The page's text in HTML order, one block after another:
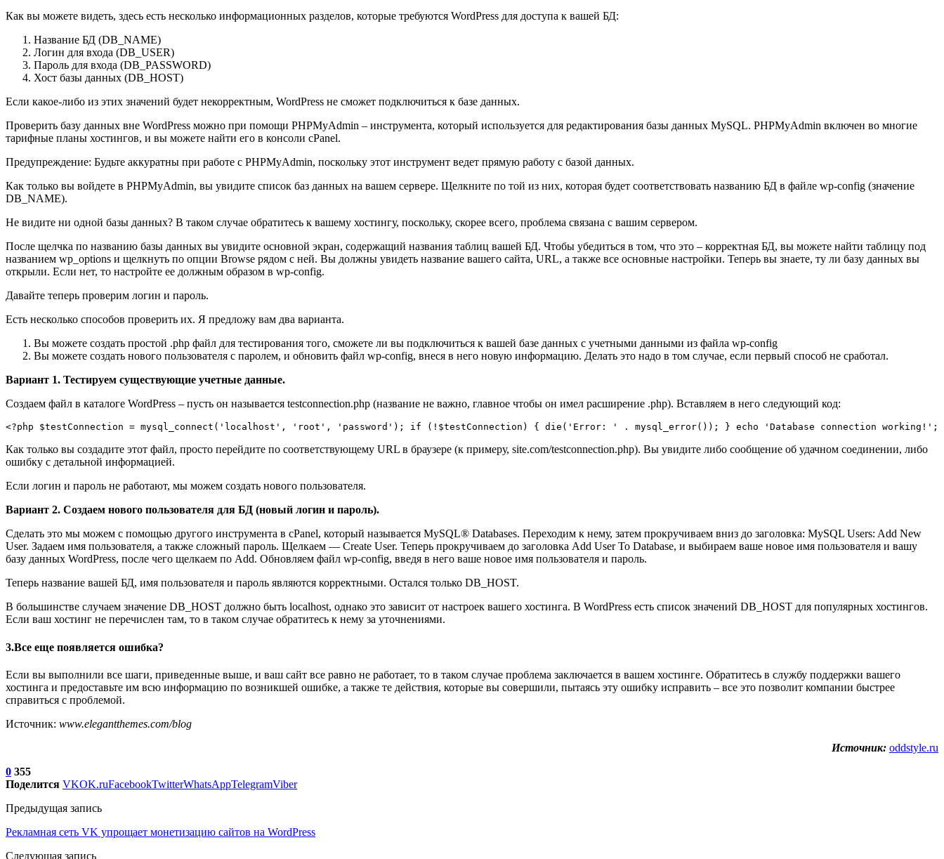
Как вы можете видеть, здесь есть несколько информационных разделов, которые требуются WordPress для доступа к вашей БД:
Название БД (DB_NAME)
Логин для входа (DB_USER)
Пароль для входа (DB_PASSWORD)
Хост базы данных (DB_HOST)
Если какое-либо из этих значений будет некорректным, WordPress не сможет подключиться к базе данных.
Проверить базу данных вне WordPress можно при помощи PHPMyAdmin – инструмента, который используется для редактирования базы данных MySQL. PHPMyAdmin включен во многие
тарифные планы хостингов, и вы можете найти его в консоли cPanel.
Предупреждение: Будьте аккуратны при работе с PHPMyAdmin, поскольку этот инструмент ведет прямую работу с базой данных.
Как только вы войдете в PHPMyAdmin, вы увидите список баз данных на вашем сервере. Щелкните по той из них, которая будет соответствовать названию БД в файле wp-config (значение
DB_NAME).
Не видите ни одной базы данных? В таком случае обратитесь к вашему хостингу, поскольку, скорее всего, проблема связана с вашим сервером.
После щелчка по названию базы данных вы увидите основной экран, содержащий названия таблиц вашей БД. Чтобы убедиться в том, что это – корректная БД, вы можете найти таблицу под
названием wp_options и щелкнуть по опции Browse рядом с ней. Вы должны увидеть название вашего сайта, URL, а также все основные настройки. Теперь вы знаете, ту ли базу данных вы
открыли. Если нет, то настройте ее должным образом в wp-config.
Давайте теперь проверим логин и пароль.
Есть несколько способов проверить их. Я предложу вам два варианта.
Вы можете создать простой .php файл для тестирования того, сможете ли вы подключиться к вашей базе данных с учетными данными из файла wp-config
Вы можете создать нового пользователя с паролем, и обновить файл wp-config, внеся в него новую информацию. Делать это надо в том случае, если первый способ не сработал.
Вариант 1. Тестируем существующие учетные данные.
Создаем файл в каталоге WordPress – пусть он называется testconnection.php (название не важно, главное чтобы он имел расширение .php). Вставляем в него следующий код:
<?php $testConnection = mysql_connect('localhost', 'root', 'password'); if (!$testConnection) { die('Error: ' . mysql_error()); } echo 'Database connection working!';
Как только вы создадите этот файл, просто перейдите по соответствующему URL в браузере (к примеру, site.com/testconnection.php). Вы увидите либо сообщение об удачном соединении, либо
ошибку с детальной информацией.
Если логин и пароль не работают, мы можем создать нового пользователя.
Вариант 2. Создаем нового пользователя для БД (новый логин и пароль).
Сделать это мы можем с помощью другого инструмента в cPanel, который называется MySQL® Databases. Переходим к нему, затем прокручиваем вниз до заголовка: MySQL Users: Add New
User. Задаем имя пользователя, а также сложный пароль. Щелкаем — Create User. Теперь прокручиваем до заголовка Add User To Database, и выбираем ваше новое имя пользователя и вашу
базу данных WordPress, после чего щелкаем по Add. Обновляем файл wp-config, введя в него ваше новое имя пользователя и пароль.
Теперь название вашей БД, имя пользователя и пароль являются корректными. Остался только DB_HOST.
В большинстве случаем значение DB_HOST должно быть localhost, однако это зависит от настроек вашего хостинга. В WordPress есть список значений DB_HOST для популярных хостингов.
Если ваш хостинг не перечислен там, то в таком случае обратитесь к нему за уточнениями.
3.Все еще появляется ошибка?
Если вы выполнили все шаги, приведенные выше, и ваш сайт все равно не работает, то в таком случае проблема заключается в вашем хостинге. Обратитесь в службу поддержки вашего
хостинга и предоставьте им всю информацию по возникшей ошибке, а также те действия, которые вы совершили, пытаясь эту ошибку исправить – все это позволит компании быстрее
справиться с проблемой.
Источник: www.elegantthemes.com/blog
Источник: oddstyle.ru
0 355
Поделится VKOK.ruFacebookTwitterWhatsAppTelegramViber
Предыдущая запись
Рекламная сеть VK упрощает монетизацию сайтов на WordPress
Следующая запись